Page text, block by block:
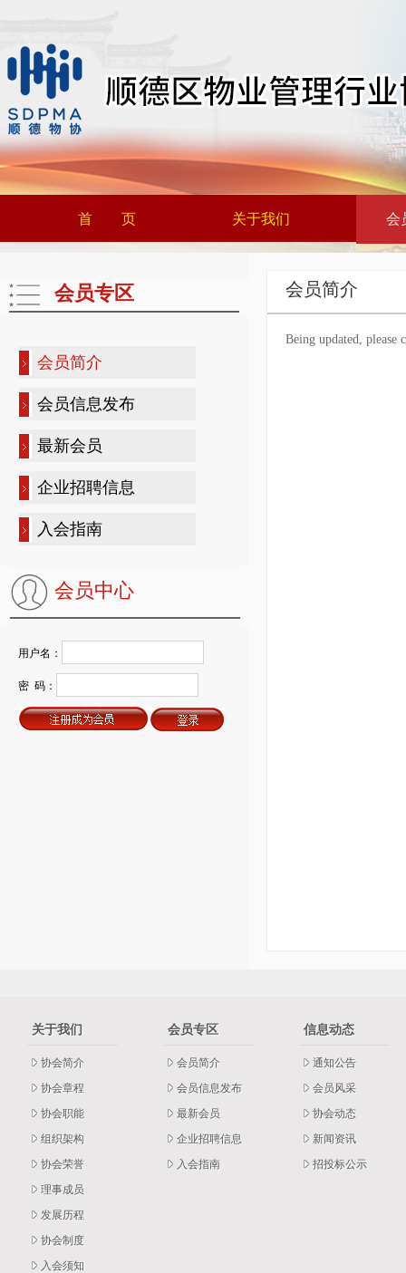
首 页 关于我们 会
会员专区
会员简介
会员信息发布
最新会员
企业招聘信息
入会指南
会员中心
用户名：
密 码：
会员简介
Being updated, please
关于我们
协会简介
协会章程
协会职能
组织架构
协会荣誉
理事成员
发展历程
协会制度
入会须知
会员专区
会员简介
会员信息发布
最新会员
企业招聘信息
入会指南
信息动态
通知公告
会员风采
协会动态
新闻资讯
招投标公示